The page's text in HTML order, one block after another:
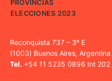
PROVINCIAS
ELECCIONES 2023
Reconquista 737 – 3º E
(1003) Buenos Aires, Argentina
Tel. +54 11 5235 0896 Int 202